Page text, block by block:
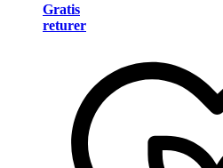
Gratis
returer